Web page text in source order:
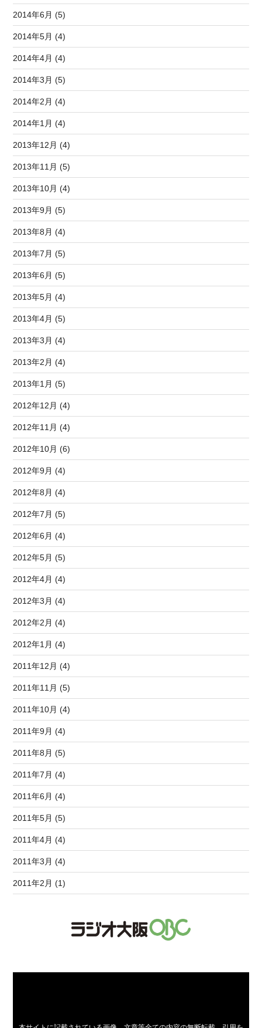
2014年6月 (5)
2014年5月 (4)
2014年4月 (4)
2014年3月 (5)
2014年2月 (4)
2014年1月 (4)
2013年12月 (4)
2013年11月 (5)
2013年10月 (4)
2013年9月 (5)
2013年8月 (4)
2013年7月 (5)
2013年6月 (5)
2013年5月 (4)
2013年4月 (5)
2013年3月 (4)
2013年2月 (4)
2013年1月 (5)
2012年12月 (4)
2012年11月 (4)
2012年10月 (6)
2012年9月 (4)
2012年8月 (4)
2012年7月 (5)
2012年6月 (4)
2012年5月 (5)
2012年4月 (4)
2012年3月 (4)
2012年2月 (4)
2012年1月 (4)
2011年12月 (4)
2011年11月 (5)
2011年10月 (4)
2011年9月 (4)
2011年8月 (5)
2011年7月 (4)
2011年6月 (4)
2011年5月 (5)
2011年4月 (4)
2011年3月 (4)
2011年2月 (1)